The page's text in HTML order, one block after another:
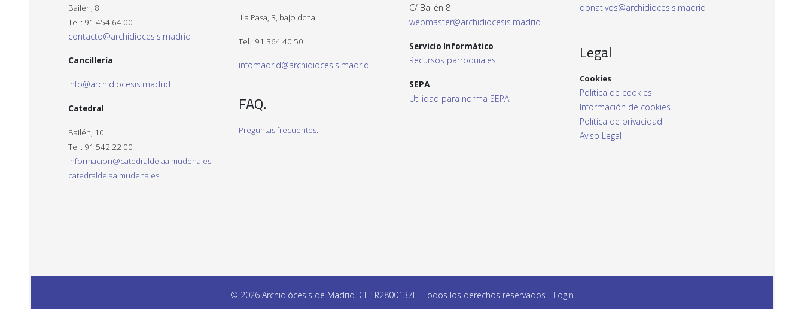
Bailén, 8
Tel.: 91 454 64 00
contacto@archidiocesis.madrid
Cancillería
info@archidiocesis.madrid
Catedral
Bailén, 10
Tel.: 91 542 22 00
informacion@catedraldelaalmudena.es
catedraldelaalmudena.es
La Pasa, 3, bajo dcha.
Tel.: 91 364 40 50
infomadrid@archidiocesis.madrid
FAQ.
Preguntas frecuentes.
C/ Bailén 8
webmaster@archidiocesis.madrid
Servicio Informático
Recursos parroquiales
SEPA
Utilidad para norma SEPA
donativos@archidiocesis.madrid
Legal
Cookies
Política de cookies
Información de cookies
Política de privacidad
Aviso Legal
© 2026 Archidiócesis de Madrid. CIF: R2800137H. Todos los derechos reservados - Login